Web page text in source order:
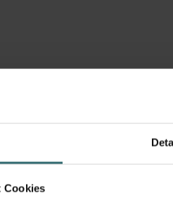
Cookies